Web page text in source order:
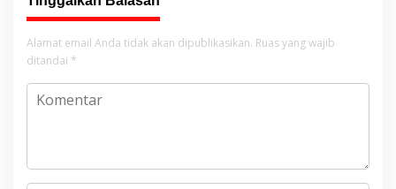
Alamat email Anda tidak akan dipublikasikan. Ruas yang wajib
ditandai *